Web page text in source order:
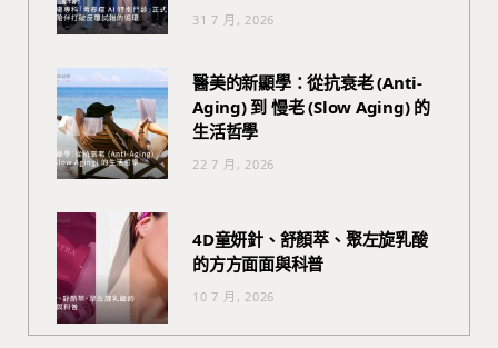
31 7 月, 2026
醫美的新顯學：從抗衰老 (Anti-
Aging) 到 慢老 (Slow Aging) 的
生活哲學
22 7 月, 2026
4D童妍針、舒顏萃、聚左旋乳酸
的方方面面與科普
10 7 月, 2026